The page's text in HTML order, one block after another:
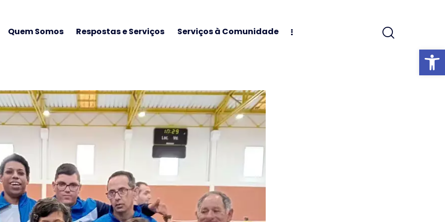
Abrir barra
Quem Somos Respostas e Serviços Serviços à Comunidade